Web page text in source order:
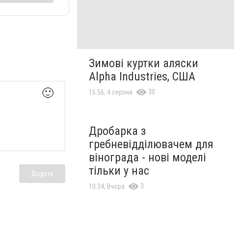
🙂
Додати
Зимові куртки аляски
Alpha Industries, США
15:56, 4 серпня 30
Дробарка з
гребневідділювачем для
вінограда - нові моделі
тільки у нас
10:34, Вчора 3